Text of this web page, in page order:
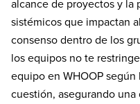
alcance de proyectos y la
sistémicos que impactan
consenso dentro de los
los equipos no te
equipo en WHOOP
cuestión, asegurando